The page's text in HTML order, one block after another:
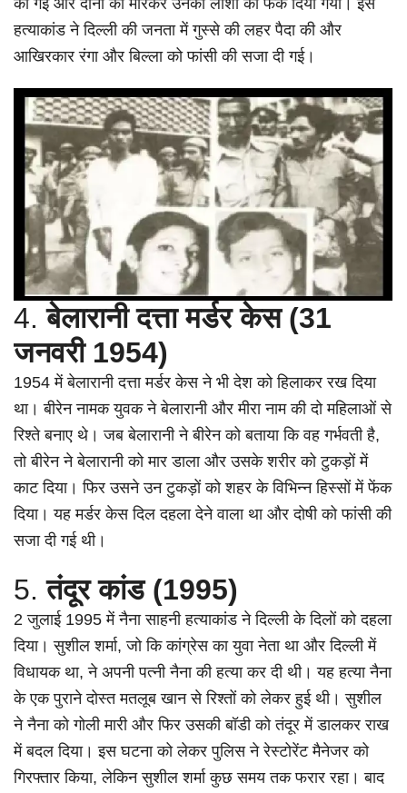
हत्याकांड ने दिल्ली की जनता में गुस्से की लहर पैदा की और
आखिरकार रंगा और बिल्ला को फांसी की सजा दी गई।
4.बेलारानी दत्ता मर्डर केस (31
जनवरी 1954)
1954 में बेलारानी दत्ता मर्डर केस ने भी देश को हिलाकर रख दिया
था। बीरेन नामक युवक ने बेलारानी और मीरा नाम की दो महिलाओं से
रिश्ते बनाए थे। जब बेलारानी ने बीरेन को बताया कि वह गर्भवती है,
तो बीरेन ने बेलारानी को मार डाला और उसके शरीर को टुकड़ों में
काट दिया। फिर उसने उन टुकड़ों को शहर के विभिन्न हिस्सों में फेंक
दिया। यह मर्डर केस दिल दहला देने वाला था और दोषी को फांसी की
सजा दी गई थी।
5.तंदूर कांड (1995)
2 जुलाई 1995 में नैना साहनी हत्याकांड ने दिल्ली के दिलों को दहला
दिया। सुशील शर्मा, जो कि कांग्रेस का युवा नेता था और दिल्ली में
विधायक था, ने अपनी पत्नी नैना की हत्या कर दी थी। यह हत्या नैना
के एक पुराने दोस्त मतलूब खान से रिश्तों को लेकर हुई थी। सुशील
ने नैना को गोली मारी और फिर उसकी बॉडी को तंदूर में डालकर राख
में बदल दिया। इस घटना को लेकर पुलिस ने रेस्टोरेंट मैनेजर को
गिरफ्तार किया, लेकिन सुशील शर्मा कुछ समय तक फरार रहा। बाद